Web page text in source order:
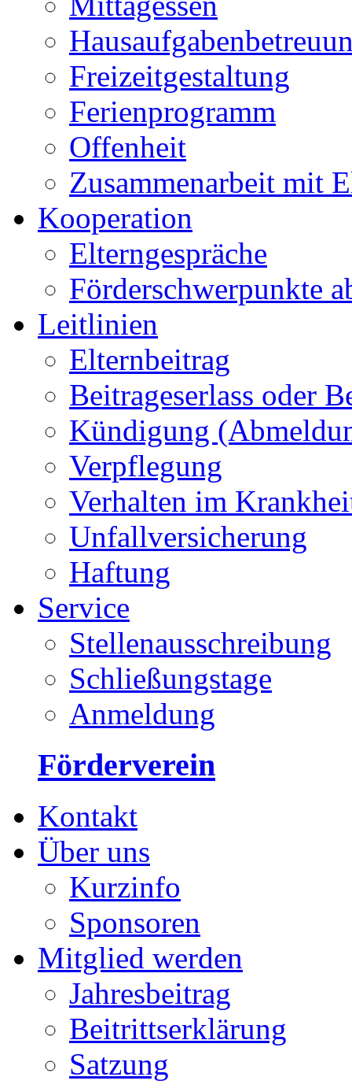
Freizeitgestaltung
Ferienprogramm
Offenheit
Zusammenarbeit mit
Kooperation
Elterngespräche
Förderschwerpunkte
Leitlinien
Elternbeitrag
Beitrageserlass oder
Kündigung
Verpflegung
Verhalten im
Unfallversicherung
Haftung
Service
Stellenausschreibung
Schließungstage
Anmeldung
Förderverein
Kontakt
Über uns
Kurzinfo
Sponsoren
Mitglied werden
Jahresbeitrag
Beitrittserklärung
Satzung